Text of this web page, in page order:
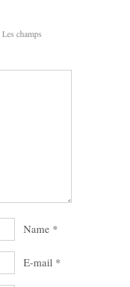
Les champs
Name *
E-mail *